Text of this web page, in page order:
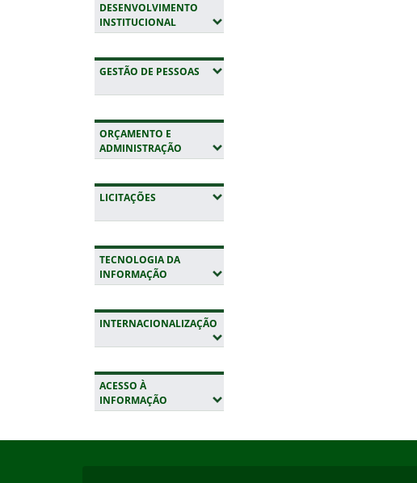
DESENVOLVIMENTO
INSTITUCIONAL(EXPANDIR SUBMENUS)
GESTÃO DE PESSOAS (EXPANDIR SUBMENUS)
ORÇAMENTO E
ADMINISTRAÇÃO (EXPANDIR SUBMENUS)
LICITAÇÕES (EXPANDIR SUBMENUS)
TECNOLOGIA DA
INFORMAÇÃO (EXPANDIR SUBMENUS)
INTERNACIONALIZAÇÃO
ACESSO À
INFORMAÇÃO (EXPANDIR SUBMENUS)